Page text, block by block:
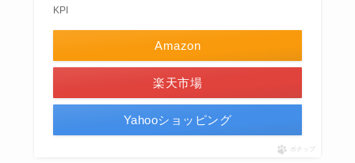
KPI
Amazon
楽天市場
Yahooショッピング
ポチップ